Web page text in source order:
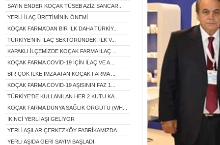
SAYIN ENDER KOÇAK TÜSEB AZİZ SANCAR...
YERLİ İLAÇ ÜRETİMİNİN ÖNEMİ
KOÇAK FARMA’DAN BİR İLK DAHA TÜRKİY...
TÜRKİYE’NİN İLAÇ SEKTÖRÜNDEKİ İLK V...
KAPAKLI İLÇEMİZDE KOÇAK FARMA İLAÇ ...
KOÇAK FARMA COVİD-19 İÇİN İLAÇ VE A...
BİR ÇOK İLKE İMZA ATAN KOÇAK FARMA ...
KOÇAK FARMA COVID-19 AŞISININ FAZ 1...
TÜRKİYE'DE KULLANILAN HER 2 KUTU KA...
KOÇAK FARMA DÜNYA SAĞLIK ÖRGÜTÜ (WH...
İKİNCİ YERLİ AŞI GELİYOR
YERLİ AŞILAR ÇERKEZKÖY FABRİKAMIZDA...
YERLİ AŞIDA GERİ SAYIM BAŞLADI